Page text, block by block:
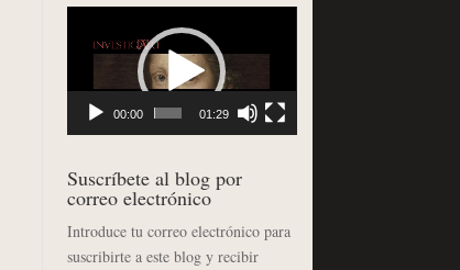
00:00 01:29
Suscríbete al blog por
correo electrónico
Introduce tu correo electrónico para
suscribirte a este blog y recibir